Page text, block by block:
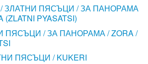
ЗЛАТНИ ПЯСЪЦИ / ЗА ПАНОРАМА
(ZLATNI PYASATSI)
ПЯСЪЦИ / ЗА ПАНОРАМА / ZORA /
ПЯСЪЦИ / KUKERI